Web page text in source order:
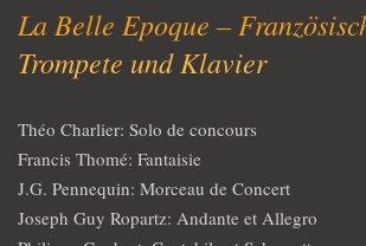
La Belle Epoque –
Trompete und Klavier
Théo Charlier: Solo de concours
Francis Thomé: Fantaisie
J.G. Pennequin: Morceau de Concert
Joseph Guy Ropartz: Andante et Allegro